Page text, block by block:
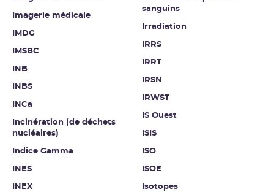
Imagerie médicale
IMDG
IMSBC
INB
INBS
INCa
Incinération (de déchets
nucléaires)
Indice Gamma
INES
INEX
sanguins
Irradiation
IRRS
IRRT
IRSN
IRWST
IS Ouest
ISIS
ISO
ISOE
Isotopes